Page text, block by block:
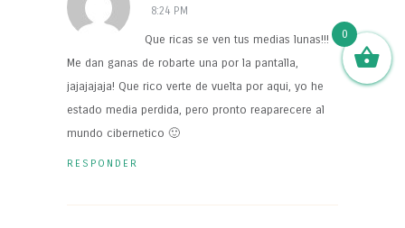
8:24 PM
Que ricas se ven tus medias lunas!!!
Me dan ganas de robarte una por la pantalla,
jajajajaja! Que rico verte de vuelta por aqui, yo he
estado media perdida, pero pronto reaparecere al
mundo cibernetico 🙂
RESPONDER
0